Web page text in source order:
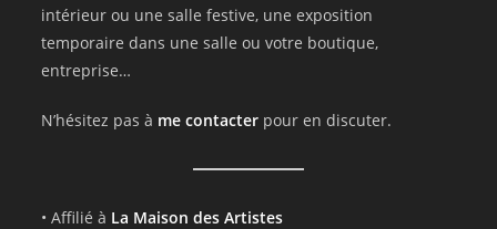
intérieur ou une salle festive, une exposition
temporaire dans une salle ou votre boutique,
entreprise…
N’hésitez pas à me contacter pour en discuter.
• Affilié à La Maison des Artistes